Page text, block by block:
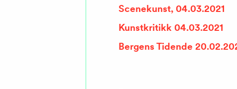
Scenekunst, 04.03.2021
Kunstkritikk 04.03.2021
Bergens Tidende